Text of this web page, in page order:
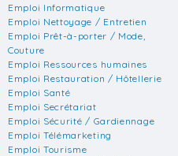
Emploi Informatique
Emploi Nettoyage / Entretien
Emploi Prêt-à-porter / Mode,
Couture
Emploi Ressources humaines
Emploi Restauration / Hôtellerie
Emploi Santé
Emploi Secrétariat
Emploi Sécurité / Gardiennage
Emploi Télémarketing
Emploi Tourisme